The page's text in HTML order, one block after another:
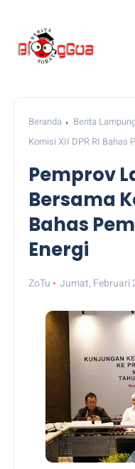
Beranda Berita
Komisi XII DPR RI Bahas
Pemprov
Bersama
Bahas
Energi
ZoTu Jumat, Februari